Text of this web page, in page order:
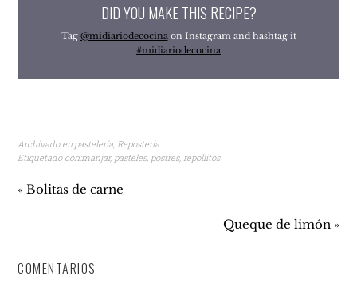
DID YOU MAKE THIS RECIPE?
Tag @midiariodecocina on Instagram and hashtag it
#midiariodecocina
Archivado en:pastelería,Repostería
Etiquetado con:manjar, pasteles, postres,repollitos
« Bolitas de carne
Queque de limón »
COMENTARIOS